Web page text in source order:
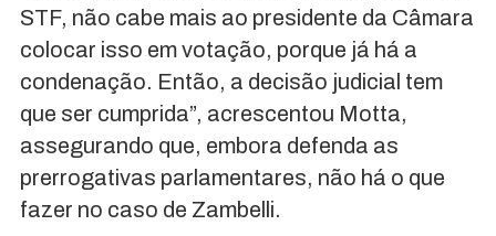
STF, não cabe mais ao presidente da Câmara
colocar isso em votação, porque já há a
condenação. Então, a decisão judicial tem
que ser cumprida”, acrescentou Motta,
assegurando que, embora defenda as
prerrogativas parlamentares, não há o que
fazer no caso de Zambelli.